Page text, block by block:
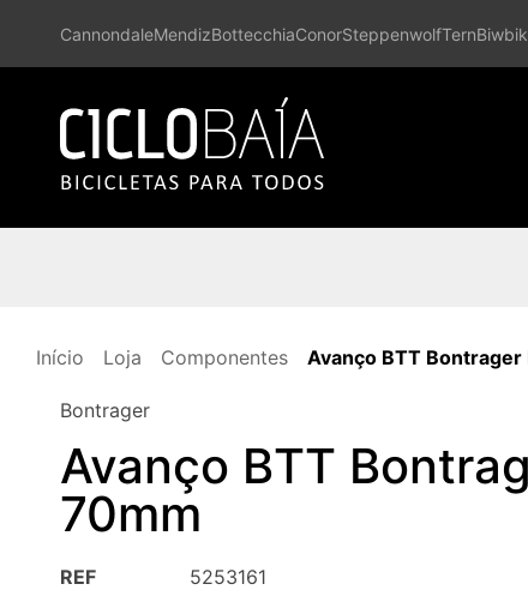
CannondaleMendizBottecchiaConorSteppenwolfTernBiwbik
Início Loja Componentes Avanço BTT
Bontrager
Avanço BTT
70mm
REF
5253161